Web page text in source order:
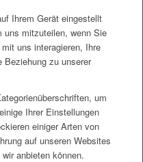
Ihrem Gerät eingestellt
uns mitzuteilen, wenn Sie
uns interagieren, Ihre
Beziehung zu unserer
um
Ihrer Einstellungen
einiger Arten von
auf unseren Websites
anbieten können.